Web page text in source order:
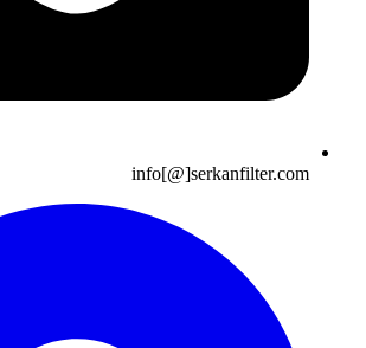
info[@]serkanfilter.com